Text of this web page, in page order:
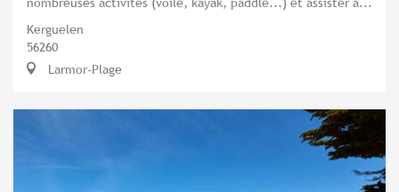
Kerguelen
56260
Larmor-Plage